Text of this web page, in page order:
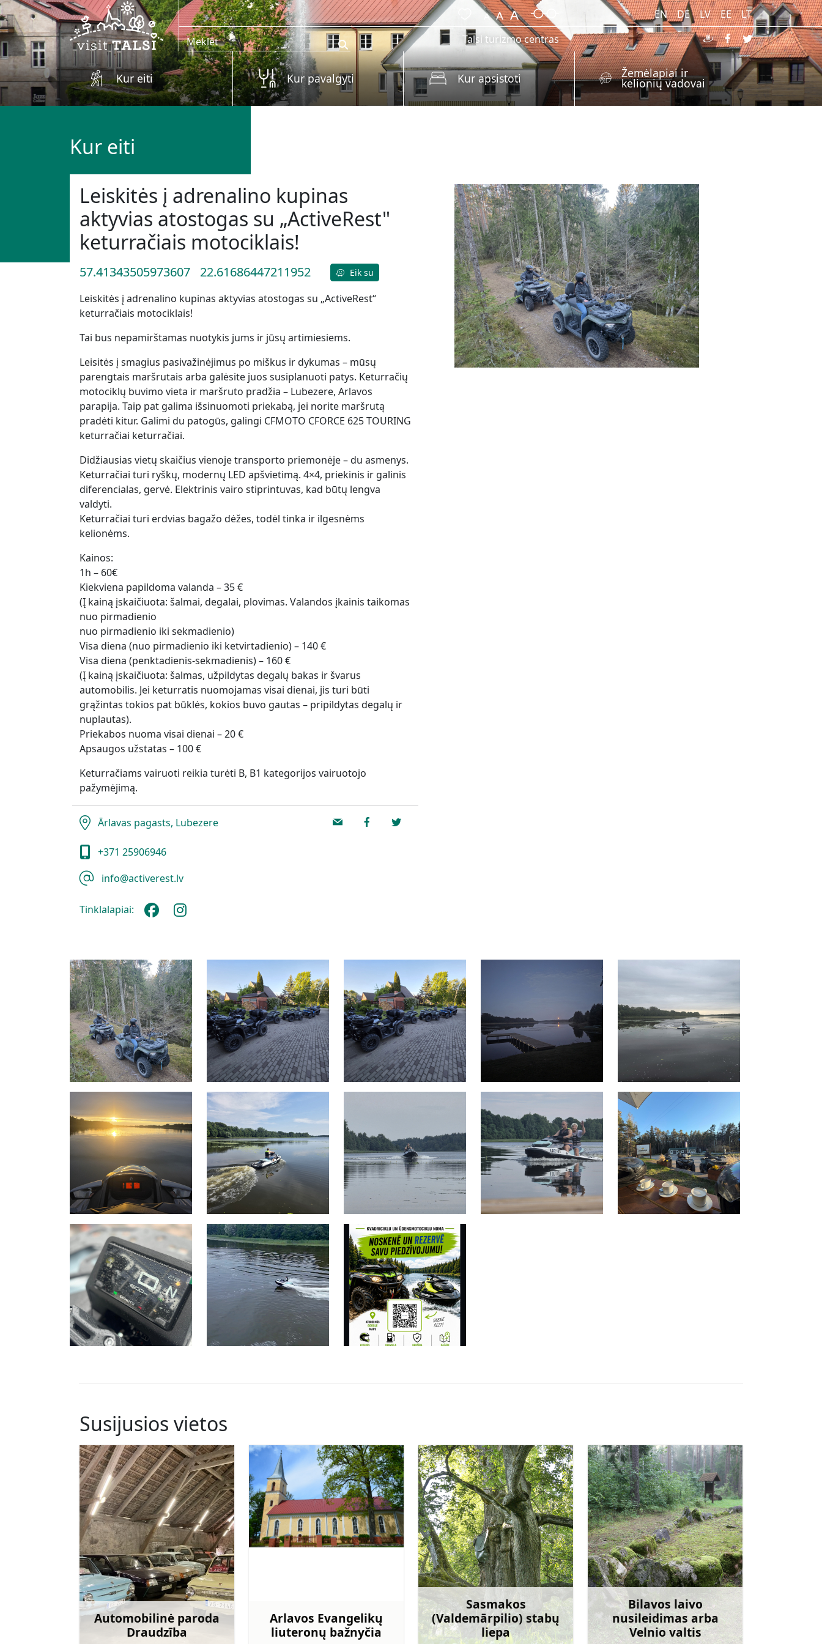
Skip to main content
EN DE LV EE
LT
Talsi turizmo centras
Kur eiti Kur pavalgyti Kur apsistoti Žemėlapiai ir
kelionių vadovai
Kur eiti
Leiskitės į adrenalino kupinas
aktyvias atostogas su „ActiveRest"
keturračiais motociklais!
57.41343505973607 22.61686447211952 Eik su
Leiskitės į adrenalino kupinas aktyvias atostogas su „ActiveRest“
keturračiais motociklais!
Tai bus nepamirštamas nuotykis jums ir jūsų artimiesiems.
Leisitės į smagius pasivažinėjimus po miškus ir dykumas – mūsų
parengtais maršrutais arba galėsite juos susiplanuoti patys. Keturračių
motociklų buvimo vieta ir maršruto pradžia – Lubezere, Arlavos
parapija. Taip pat galima išsinuomoti priekabą, jei norite maršrutą
pradėti kitur. Galimi du patogūs, galingi CFMOTO CFORCE 625 TOURING
keturračiai keturračiai.
Didžiausias vietų skaičius vienoje transporto priemonėje – du asmenys.
Keturračiai turi ryškų, modernų LED apšvietimą. 4×4, priekinis ir galinis
diferencialas, gervė. Elektrinis vairo stiprintuvas, kad būtų lengva
valdyti.
Keturračiai turi erdvias bagažo dėžes, todėl tinka ir ilgesnėms
kelionėms.
Kainos:
1h – 60€
Kiekviena papildoma valanda – 35 €
(Į kainą įskaičiuota: šalmai, degalai, plovimas. Valandos įkainis taikomas
nuo pirmadienio
nuo pirmadienio iki sekmadienio)
Visa diena (nuo pirmadienio iki ketvirtadienio) – 140 €
Visa diena (penktadienis-sekmadienis) – 160 €
(Į kainą įskaičiuota: šalmas, užpildytas degalų bakas ir švarus
automobilis. Jei keturratis nuomojamas visai dienai, jis turi būti
grąžintas tokios pat būklės, kokios buvo gautas – pripildytas degalų ir
nuplautas).
Priekabos nuoma visai dienai – 20 €
Apsaugos užstatas – 100 €
Keturračiams vairuoti reikia turėti B, B1 kategorijos vairuotojo
pažymėjimą.
Ārlavas pagasts, Lubezere
+371 25906946
info@activerest.lv
Tinklalapiai:
Susijusios vietos
Automobilinė paroda
Draudzība
Arlavos Evangelikų
liuteronų bažnyčia
Sasmakos
(Valdemārpilio) stabų
liepa
Bilavos laivo
nusileidimas arba
Velnio valtis